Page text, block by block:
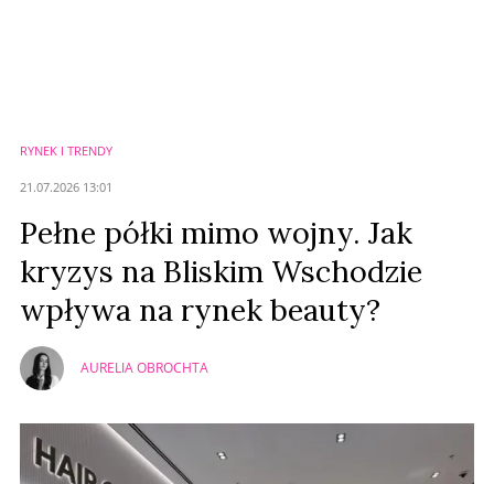
RYNEK I TRENDY
21.07.2026 13:01
Pełne półki mimo wojny. Jak
kryzys na Bliskim Wschodzie
wpływa na rynek beauty?
AURELIA OBROCHTA